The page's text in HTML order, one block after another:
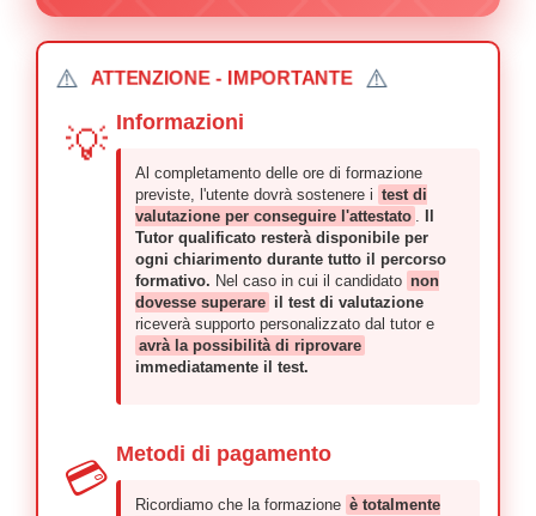
⚠️ ATTENZIONE - IMPORTANTE ⚠️
💡 Informazioni
Al completamento delle ore di formazione
previste, l'utente dovrà sostenere i test di
valutazione per conseguire l'attestato .
Tutor qualificato resterà disponibile per
ogni chiarimento durante tutto il percorso
formativo. Nel caso in cui il candidato non
dovesse superare il test di valutazione
riceverà supporto personalizzato dal tutor e
avrà la possibilità di riprovare
immediatamente il test.
💳
Metodi di pagamento
Ricordiamo che la formazione è totalmente